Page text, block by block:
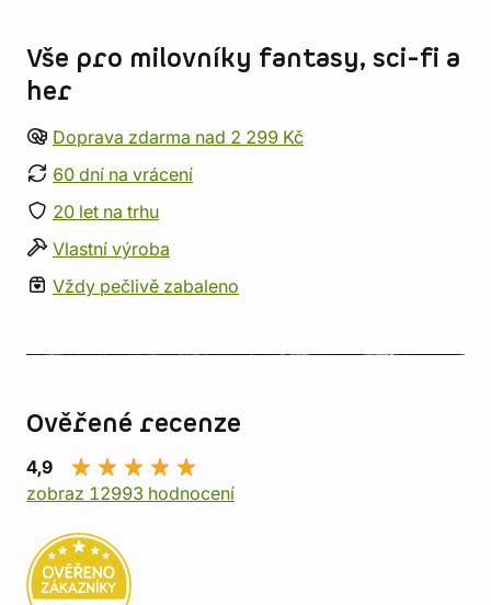
Vše pro milovníky fantasy, sci-fi a
her
Doprava zdarma nad 2 299 Kč
60 dní na vrácení
20 let na trhu
Vlastní výroba
Vždy pečlivě zabaleno
Ověřené recenze
4,9
zobraz 12993 hodnocení